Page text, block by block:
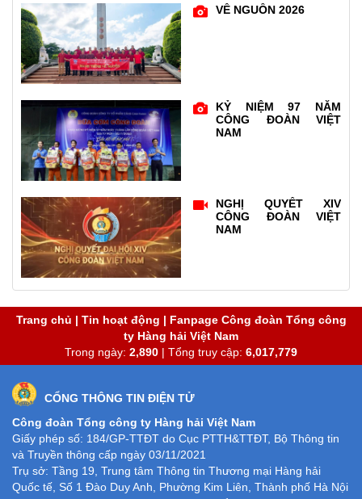
VỀ NGUỒN 2026
KỶ NIỆM 97 NĂM
CÔNG ĐOÀN VIỆT
NAM
NGHỊ QUYẾT XIV
CÔNG ĐOÀN VIỆT
NAM
Trang chủ | Tin hoạt động | Fanpage Công đoàn Tổng công
ty Hàng hải Việt Nam
Trong ngày: 2,890 | Tổng truy cập: 6,017,779
CỔNG THÔNG TIN ĐIỆN TỬ
Công đoàn Tổng công ty Hàng hải Việt Nam
Giấy phép số: 184/GP-TTĐT do Cục PTTH&TTĐT, Bộ Thông tin
và Truyền thông cấp ngày 03/11/2021
Trụ sở: Tầng 19, Trung tâm Thông tin Thương mại Hàng hải
Quốc tế, Số 1 Đào Duy Anh, Phường Kim Liên, Thành phố Hà Nội